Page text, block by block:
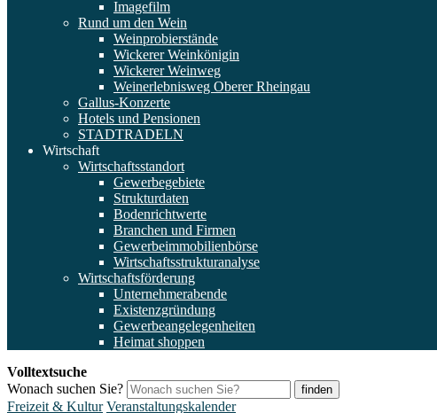
Imagefilm
Rund um den Wein
Weinprobierstände
Wickerer Weinkönigin
Wickerer Weinweg
Weinerlebnisweg Oberer Rheingau
Gallus-Konzerte
Hotels und Pensionen
STADTRADELN
Wirtschaft
Wirtschaftsstandort
Gewerbegebiete
Strukturdaten
Bodenrichtwerte
Branchen und Firmen
Gewerbeimmobilienbörse
Wirtschaftsstrukturanalyse
Wirtschaftsförderung
Unternehmerabende
Existenzgründung
Gewerbeangelegenheiten
Heimat shoppen
Volltextsuche
Wonach suchen Sie?
finden
Freizeit & Kultur Veranstaltungskalender